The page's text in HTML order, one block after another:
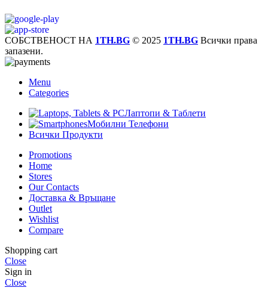
СОБСТВЕНОСТ НА 1TH.BG © 2025 1TH.BG Всички права
запазени.
Menu
Categories
Лаптопи & Таблети
Мобилни Телефони
Всички Продукти
Promotions
Home
Stores
Our Contacts
Доставка & Връщане
Outlet
Wishlist
Compare
Shopping cart
Close
Sign in
Close